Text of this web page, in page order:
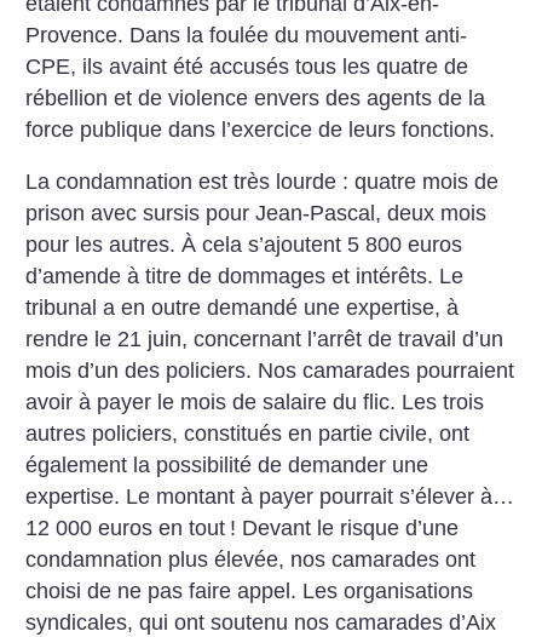
Provence. Dans la foulée du mouvement anti-
CPE, ils avaint été accusés tous les quatre de
rébellion et de violence envers des agents de la
force publique dans l’exercice de leurs fonctions.
La condamnation est très lourde : quatre mois de
prison avec sursis pour Jean-Pascal, deux mois
pour les autres. À cela s’ajoutent 5 800 euros
d’amende à titre de dommages et intérêts. Le
tribunal a en outre demandé une expertise, à
rendre le 21 juin, concernant l’arrêt de travail d’un
mois d’un des policiers. Nos camarades pourraient
avoir à payer le mois de salaire du flic. Les trois
autres policiers, constitués en partie civile, ont
également la possibilité de demander une
expertise. Le montant à payer pourrait s’élever à…
12 000 euros en tout ! Devant le risque d’une
condamnation plus élevée, nos camarades ont
choisi de ne pas faire appel. Les organisations
syndicales, qui ont soutenu nos camarades d’Aix